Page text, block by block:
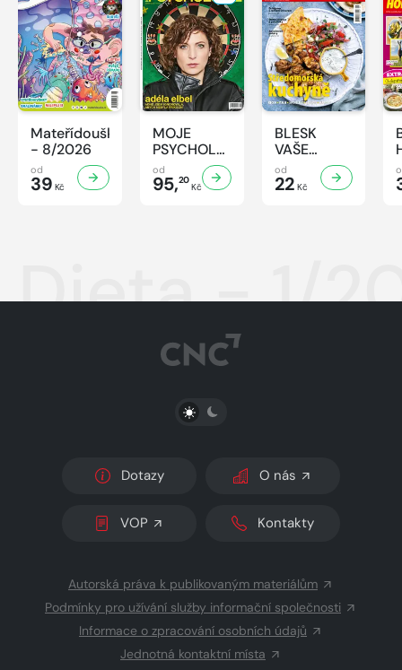
Mateřídouška
- 8/2026
od
39 Kč
MOJE
PSYCHOLOGIE
- 8/2026
od
95,20
Kč
BLESK
VAŠE
RECEPTY -
8/2026
od
22 Kč
Dieta - 1/
PŘEPNOUT SVĚTLÝ/TMAVÝ REŽIM
Dotazy O nás
VOP Kontakty
Autorská práva k publikovaným materiálům
Podmínky pro užívání služby informační společnosti
Informace o zpracování osobních údajů
Jednotná kontaktní místa